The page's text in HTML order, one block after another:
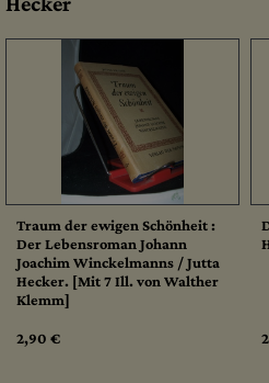
Traum der ewigen Schönheit :
Der Lebensroman Johann
Joachim Winckelmanns / Jutta
Hecker. [Mit 7 Ill. von Walther
Klemm]
2,90 €